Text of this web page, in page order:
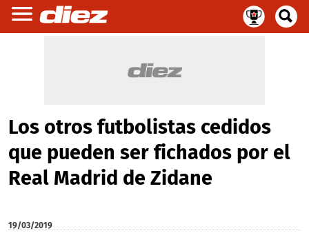
Los otros futbolistas cedidos
que pueden ser fichados por el
Real Madrid de Zidane
19/03/2019